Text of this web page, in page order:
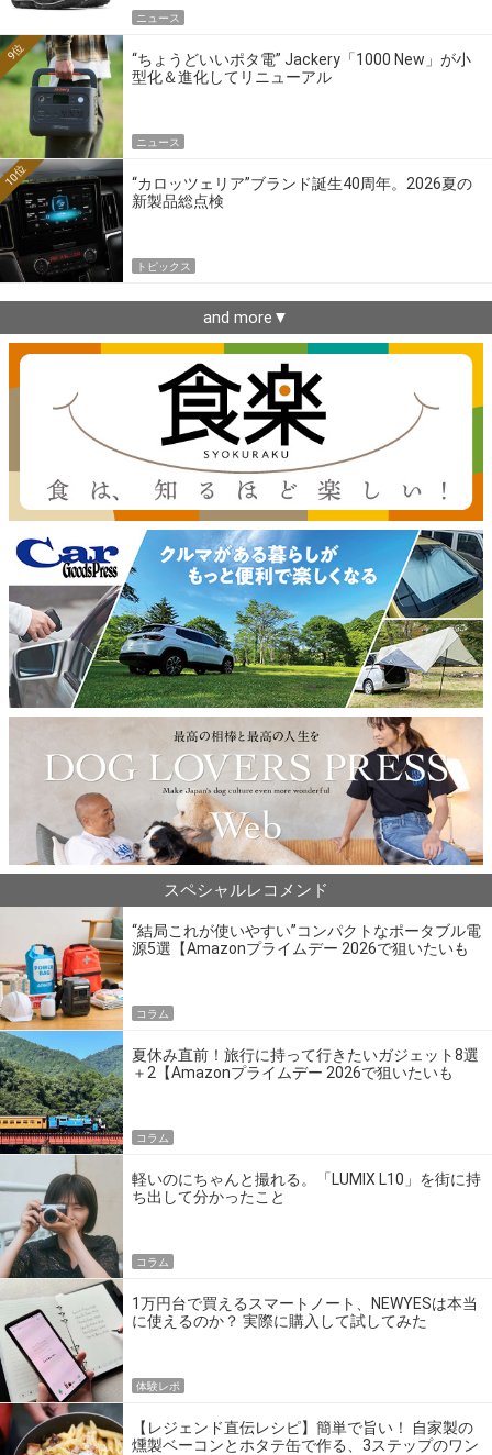
ニュース
“ちょうどいいポタ電” Jackery「1000 New」が小
型化＆進化してリニューアル
9位
ニュース
“カロッツェリア”ブランド誕生40周年。2026夏の
新製品総点検
10位
トピックス
and more▼
スペシャルレコメンド
“結局これが使いやすい”コンパクトなポータブル電
源5選【Amazonプライムデー 2026で狙いたいも
コラム
夏休み直前！旅行に持って行きたいガジェット8選
＋2【Amazonプライムデー 2026で狙いたいも
コラム
軽いのにちゃんと撮れる。「LUMIX L10」を街に持
ち出して分かったこと
コラム
1万円台で買えるスマートノート、NEWYESは本当
に使えるのか？ 実際に購入して試してみた
体験レポ
【レジェンド直伝レシピ】簡単で旨い！ 自家製の
燻製ベーコンとホタテ缶で作る、3ステップのワン